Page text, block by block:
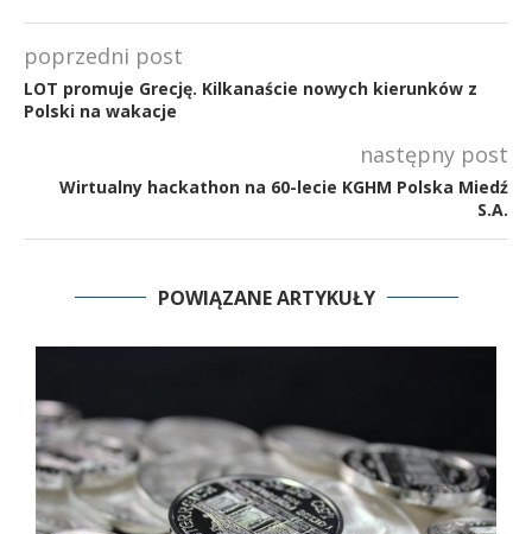
poprzedni post
LOT promuje Grecję. Kilkanaście nowych kierunków z
Polski na wakacje
następny post
Wirtualny hackathon na 60-lecie KGHM Polska Miedź
S.A.
POWIĄZANE ARTYKUŁY